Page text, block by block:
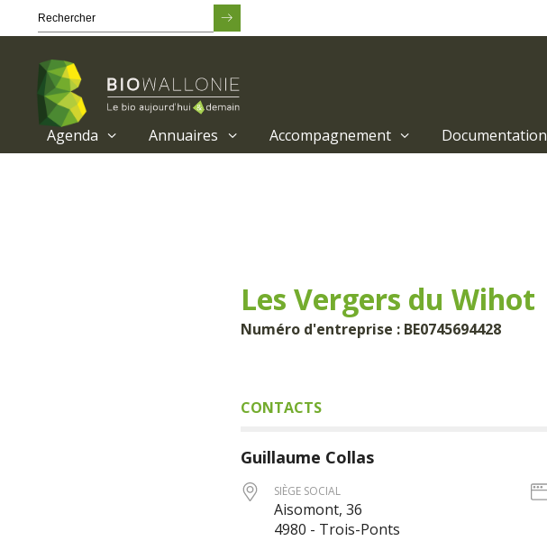
Agenda Annuaires Accompagnement Documentation
Les Vergers du Wihot
Numéro d'entreprise : BE0745694428
CONTACTS
Guillaume Collas
SIÈGE SOCIAL
Aisomont, 36
4980 - Trois-Ponts